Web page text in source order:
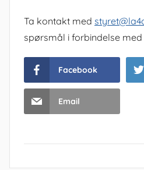
Ta kontakt med
spørsmål i forbindelse
Facebook
Email